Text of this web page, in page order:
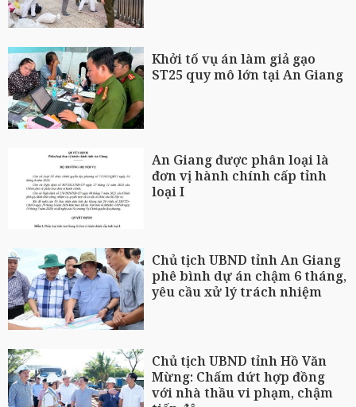
Khởi tố vụ án làm giả gạo
ST25 quy mô lớn tại An Giang
An Giang được phân loại là
đơn vị hành chính cấp tỉnh
loại I
Chủ tịch UBND tỉnh An Giang
phê bình dự án chậm 6 tháng,
yêu cầu xử lý trách nhiệm
Chủ tịch UBND tỉnh Hồ Văn
Mừng: Chấm dứt hợp đồng
với nhà thầu vi phạm, chậm